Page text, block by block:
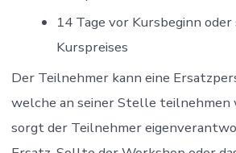
14 Tage vor Kursbeginn
Kurspreises
Der Teilnehmer kann eine
welche an seiner Stelle teilnehmen
sorgt der Teilnehmer